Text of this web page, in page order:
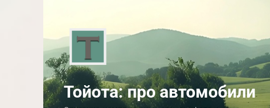
Тойота: про автомобили